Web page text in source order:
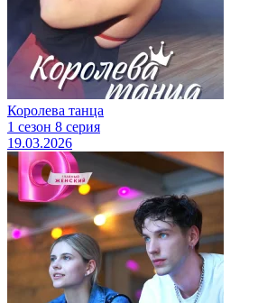
Королева танца
1 сезон 8 серия
19.03.2026